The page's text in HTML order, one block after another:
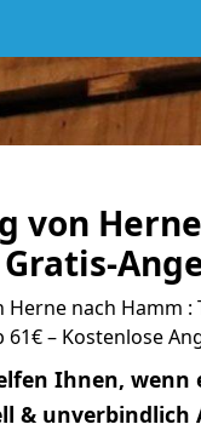
von
Gratis-
Herne nach Hamm
61€ – Kostenlose
Ihnen, wenn
& unverbindlich